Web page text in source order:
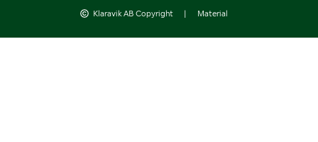
Klaravik AB Copyright | Material